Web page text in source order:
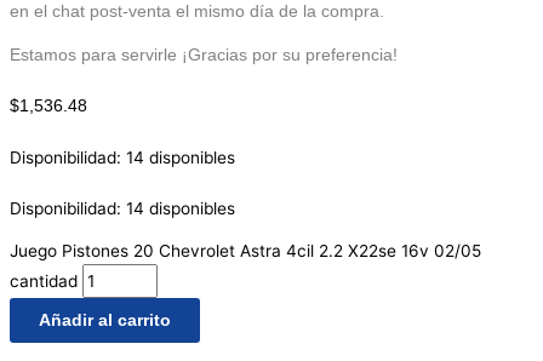
en el chat post-venta el mismo día de la compra.
Estamos para servirle ¡Gracias por su preferencia!
$1,536.48
Disponibilidad: 14 disponibles
Disponibilidad: 14 disponibles
Juego Pistones 20 Chevrolet Astra 4cil 2.2 X22se 16v 02/05
cantidad
Añadir al carrito